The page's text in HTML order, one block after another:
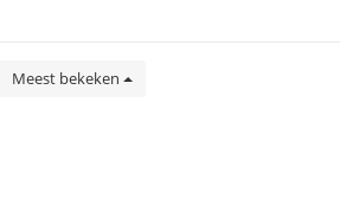
Meest bekeken